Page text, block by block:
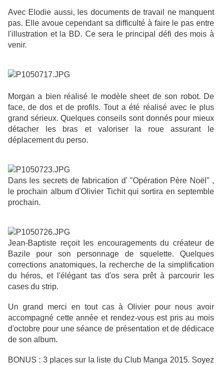
Avec Elodie aussi, les documents de travail ne manquent
pas. Elle avoue cependant sa difficulté à faire le pas entre
l'illustration et la BD. Ce sera le principal défi des mois à
venir.
Morgan a bien réalisé le modèle sheet de son robot. De
face, de dos et de profils. Tout a été réalisé avec le plus
grand sérieux. Quelques conseils sont donnés pour mieux
détacher les bras et valoriser la roue assurant le
déplacement du perso.
Dans les secrets de fabrication d' "Opération Père Noël" ,
le prochain album d'Olivier Tichit qui sortira en septemble
prochain.
Jean-Baptiste reçoit les encouragements du créateur de
Bazile pour son personnage de squelette. Quelques
corrections anatomiques, la recherche de la simplification
du héros, et l'élégant tas d'os sera prêt à parcourir les
cases du strip.
Un grand merci en tout cas à Olivier pour nous avoir
accompagné cette année et rendez-vous est pris au mois
d'octobre pour une séance de présentation et de dédicace
de son album.
BONUS : 3 places sur la liste du Club Manga 2015. Soyez